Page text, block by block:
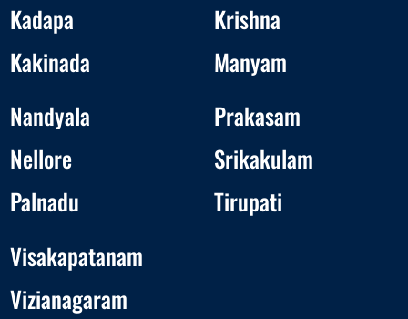
Kadapa
Kakinada
Krishna
Manyam
Nandyala
Nellore
Palnadu
Prakasam
Srikakulam
Tirupati
Visakapatanam
Vizianagaram